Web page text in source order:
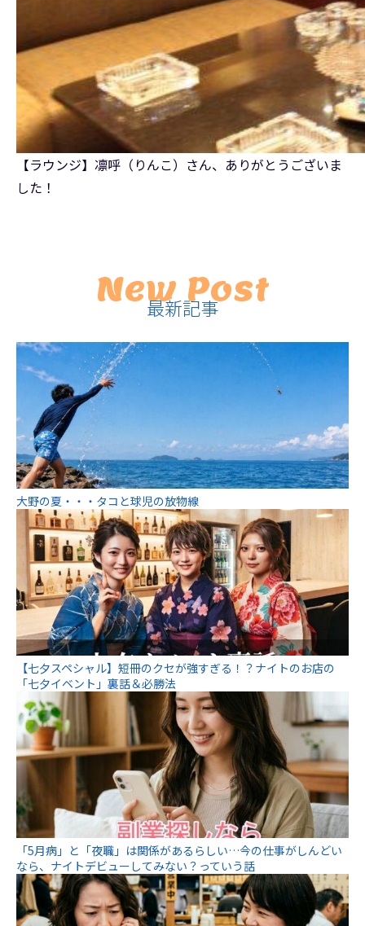
【ラウンジ】凛呼（りんこ）さん、ありがとうございま
した！
New Post
最新記事
大野の夏・・・タコと球児の放物線
【七夕スペシャル】短冊のクセが強すぎる！？ナイトのお店の
「七夕イベント」裏話＆必勝法
「5月病」と「夜職」は関係があるらしい…今の仕事がしんどい
なら、ナイトデビューしてみない？っていう話